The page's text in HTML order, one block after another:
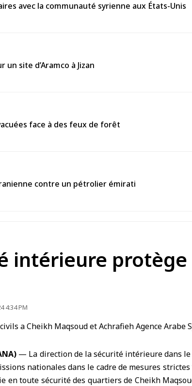
avec la communauté syrienne aux États-Unis
site d’Aramco à Jizan
face à des feux de forêt
contre un pétrolier émirati
intérieure
4:34 PM
— La direction de lasécurité intérieuredans
nationales dans le cadre de mesures
en toute sécurité des quartiers de Cheikh